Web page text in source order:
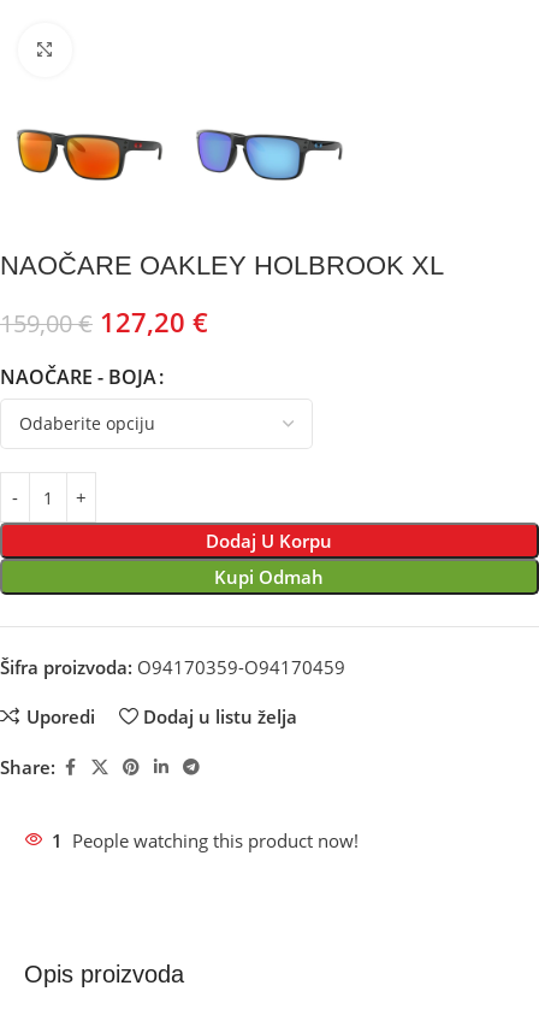
NAOČARE OAKLEY HOLBROOK XL
159,00€ 127,20 €
NAOČARE - BOJA
Dodaj U Korpu
Kupi Odmah
Šifra proizvoda: O94170359-O94170459
Uporedi Dodaj u listu želja
Share:
1 People watching this product now!
Opis proizvoda